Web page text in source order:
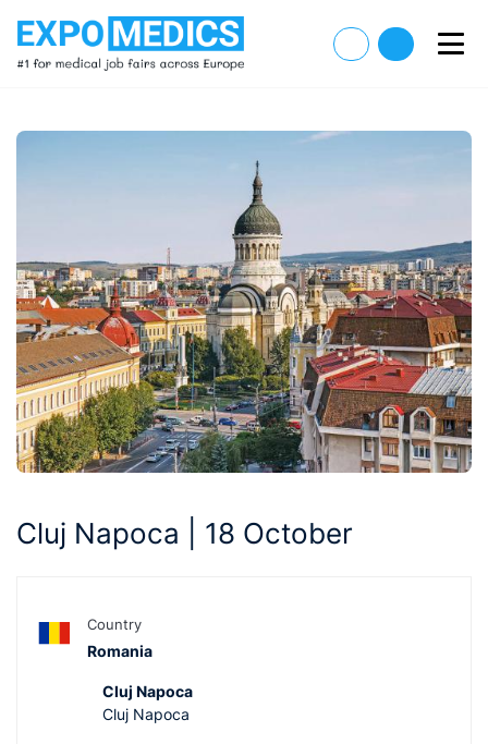
Cluj Napoca | 18 October
Country
Romania
Cluj Napoca
Cluj Napoca